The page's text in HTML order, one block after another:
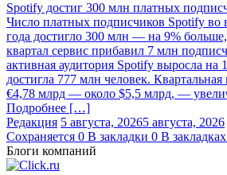
Spotify достиг 300 млн платных
Число платных подписчиков Spotify во
года достигло 300 млн — на 9%
квартал сервис прибавил 7 млн
активная аудитория Spotify выросла на
достигла 777 млн человек. Квартальная
€4,78 млрд — около $5,5 млрд, —
Подробнее […]
Редакция 5 августа, 20265 августа, 2026
Сохраняется 0 В закладки 0 В закладках
Блоги компаний